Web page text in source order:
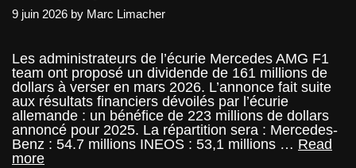
9 juin 2026 by Marc Limacher
Les administrateurs de l’écurie Mercedes AMG F1
team ont proposé un dividende de 161 millions de
dollars à verser en mars 2026. L’annonce fait suite
aux résultats financiers dévoilés par l’écurie
allemande : un bénéfice de 223 millions de dollars
annoncé pour 2025. La répartition sera : Mercedes-
Benz : 54.7 millions INEOS : 53,1 millions … Read
moreJackpot